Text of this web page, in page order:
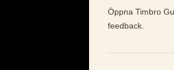
Öppna Timbro
feedback.